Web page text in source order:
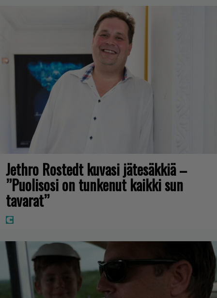
Jethro Rostedt kuvasi jätesäkkiä –
”Puolisosi on tunkenut kaikki sun
tavarat”